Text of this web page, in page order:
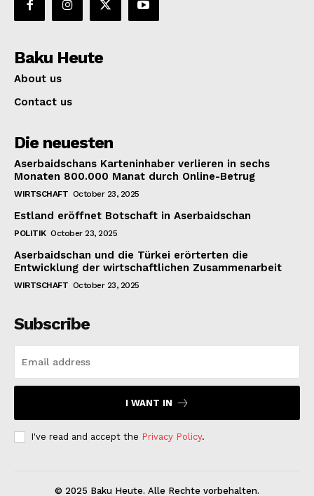
Baku Heute
About us
Contact us
Die neuesten
Aserbaidschans Karteninhaber verlieren in sechs
Monaten 800.000 Manat durch Online-Betrug
WIRTSCHAFT October 23, 2025
Estland eröffnet Botschaft in Aserbaidschan
POLITIK October 23, 2025
Aserbaidschan und die Türkei erörterten die
Entwicklung der wirtschaftlichen Zusammenarbeit
WIRTSCHAFT October 23, 2025
Subscribe
I WANT IN
I've read and accept the Privacy Policy.
© 2025 Baku Heute. Alle Rechte vorbehalten.